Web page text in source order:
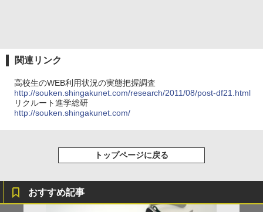
関連リンク
高校生のWEB利用状況の実態把握調査
http://souken.shingakunet.com/research/2011/08/post-df21.html
リクルート進学総研
http://souken.shingakunet.com/
トップページに戻る
おすすめ記事